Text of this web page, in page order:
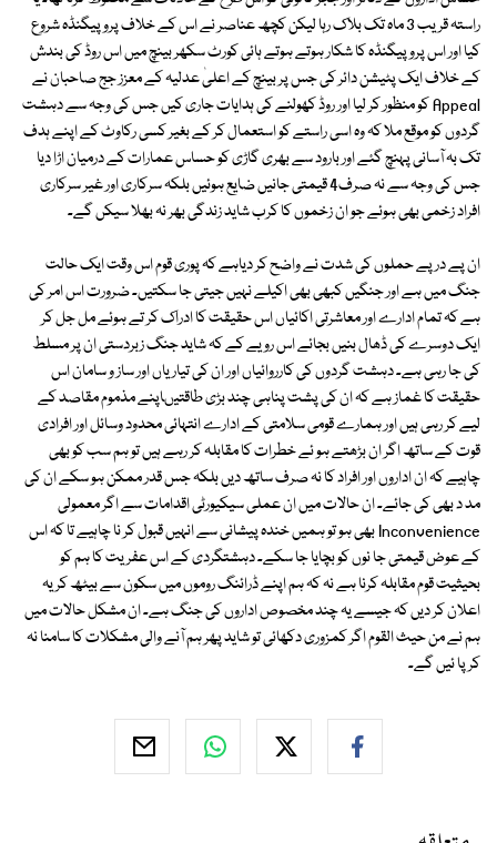
راستہ قریب 3 ماہ تک بلاک رہا لیکن کچھ عناصر نے اس کے خلاف پروپیگنڈہ شروع
کیا اور اس پروپیگنڈہ کا شکار ہوتے ہوتے ہائی کورٹ سکھر بینچ میں اس روڈ کی بندش
کے خلاف ایک پٹیشن دائر کی جس پر بینچ کے اعلیٰ عدلیہ کے معزز جج صاحبان نے
Appeal کو منظور کر لیا اور روڈ کھولنے کی ہدایات جاری کیں جس کی وجہ سے دہشت
گردوں کو موقع ملا کہ وہ اسی راستے کو استعمال کر کے بغیر کسی رکاوٹ کے اپنے ہدف
تک بہ آسانی پہنچ گئے اور بارود سے بھری گاڑی کو حساس عمارات کے درمیان اڑا دیا
جس کی وجہ سے نہ صرف4 قیمتی جانیں ضایع ہوئیں بلکہ سرکاری اور غیر سرکاری
افراد زخمی بھی ہوئے جو ان زخموں کا کرب شاید زندگی بھر نہ بھلا سیکں گے۔
ان پے در پے حملوں کی شدت نے واضح کر دیاہے کہ پوری قوم اس وقت ایک حالت
جنگ میں ہے اور جنگیں کبھی بھی اکیلے نہیں جیتی جا سکتیں۔ ضرورت اس امر کی
ہے کہ تمام ادارے اور معاشرتی اکائیاں اس حقیقت کا ادراک کر تے ہوئے مل جل کر
ایک دوسرے کی ڈھال بنیں بجائے اس رویے کے کہ شاید جنگ زبردستی ان پر مسلط
کی جا رہی ہے۔ دہشت گردوں کی کارروائیاں اور ان کی تیاریاں اور ساز و سامان اس
حقیقت کا غماز ہے کہ ان کی پشت پناہی چند بڑی طاقتیںاپنے مذموم مقاصد کے
لیے کر رہی ہیں اور ہمارے قومی سلامتی کے ادارے انتہائی محدود وسائل اور افرادی
قوت کے ساتھ اگر ان بڑھتے ہو ئے خطرات کا مقابلہ کر رہے ہیں تو ہم سب کو بھی
چاہیے کہ ان اداروں اور افراد کا نہ صرف ساتھ دیں بلکہ جس قدر ممکن ہو سکے ان کی
مد د بھی کی جائے۔ ان حالات میں ان عملی سیکیورٹی اقدامات سے اگر معمولی
Inconvenience بھی ہو تو ہمیں خندہ پیشانی سے انہیں قبول کر نا چاہیے تا کہ اس
کے عوض قیمتی جا نوں کو بچایا جا سکے۔ دہشتگردی کے اس عفریت کا ہم کو
بحیثیت قوم مقابلہ کرنا ہے نہ کہ ہم اپنے ڈرائنگ روموں میں سکون سے بیٹھ کر یہ
اعلان کر دیں کہ جیسے یہ چند مخصوص اداروں کی جنگ ہے۔ ان مشکل حالات میں
ہم نے من حیث القوم اگر کمزوری دکھائی تو شاید پھر ہم آنے والی مشکلات کا سامنا نہ
کر پا ئیں گے۔